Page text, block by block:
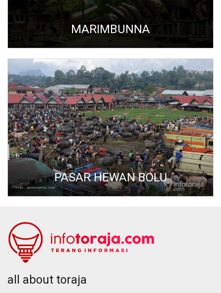
MARIMBUNNA
PASAR HEWAN BOLU
all about toraja